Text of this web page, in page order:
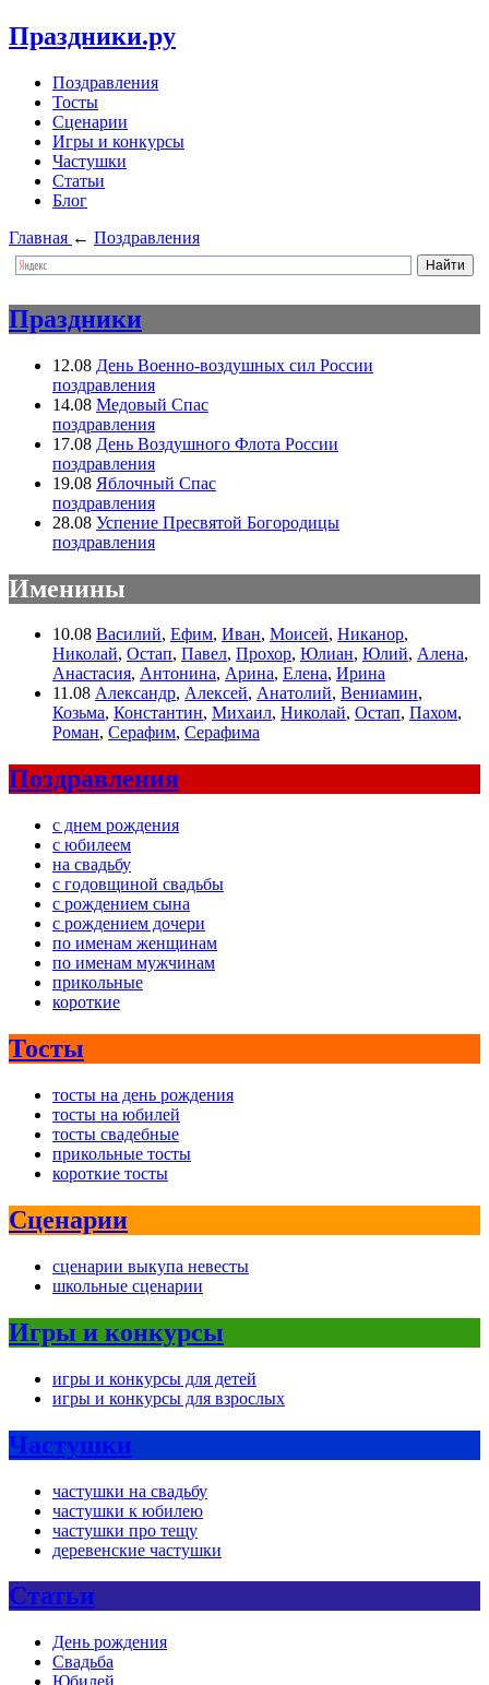
Праздники.ру
Поздравления
Тосты
Сценарии
Игры и конкурсы
Частушки
Статьи
Блог
Главная ← Поздравления
Праздники
12.08 День Военно-воздушных сил России
поздравления
14.08 Медовый Спас
поздравления
17.08 День Воздушного Флота России
поздравления
19.08 Яблочный Спас
поздравления
28.08 Успение Пресвятой Богородицы
поздравления
Именины
10.08 Василий, Ефим, Иван, Моисей, Никанор,
Николай, Остап, Павел, Прохор, Юлиан, Юлий, Алена,
Анастасия, Антонина, Арина, Елена, Ирина
11.08 Александр, Алексей, Анатолий, Вениамин,
Козьма, Константин, Михаил, Николай, Остап, Пахом,
Роман, Серафим, Серафима
Поздравления
с днем рождения
с юбилеем
на свадьбу
с годовщиной свадьбы
с рождением сына
с рождением дочери
по именам женщинам
по именам мужчинам
прикольные
короткие
Тосты
тосты на день рождения
тосты на юбилей
тосты свадебные
прикольные тосты
короткие тосты
Сценарии
сценарии выкупа невесты
школьные сценарии
Игры и конкурсы
игры и конкурсы для детей
игры и конкурсы для взрослых
Частушки
частушки на свадьбу
частушки к юбилею
частушки про тещу
деревенские частушки
Статьи
День рождения
Свадьба